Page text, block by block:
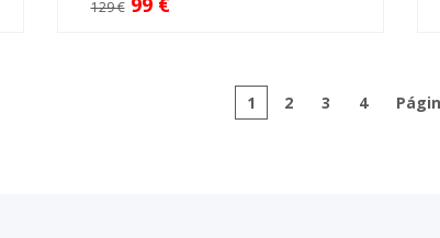
129 €
1 2 3 4